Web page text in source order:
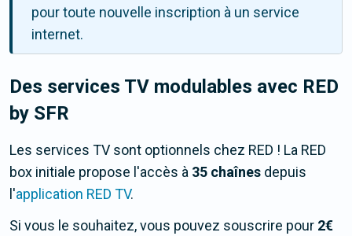
pour toute nouvelle inscription à un service
internet.
Des services TV modulables avec RED
by SFR
Les services TV sont optionnels chez RED ! La RED
box initiale propose l'accès à 35 chaînes depuis
l'application RED TV.
Si vous le souhaitez, vous pouvez souscrire pour 2€